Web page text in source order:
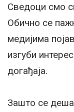
Сведоци смо
Обично се
медијима
изгуби
догађаја.
Зашто се